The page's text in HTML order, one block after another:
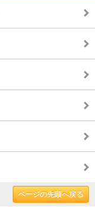
ページの先頭へ戻る